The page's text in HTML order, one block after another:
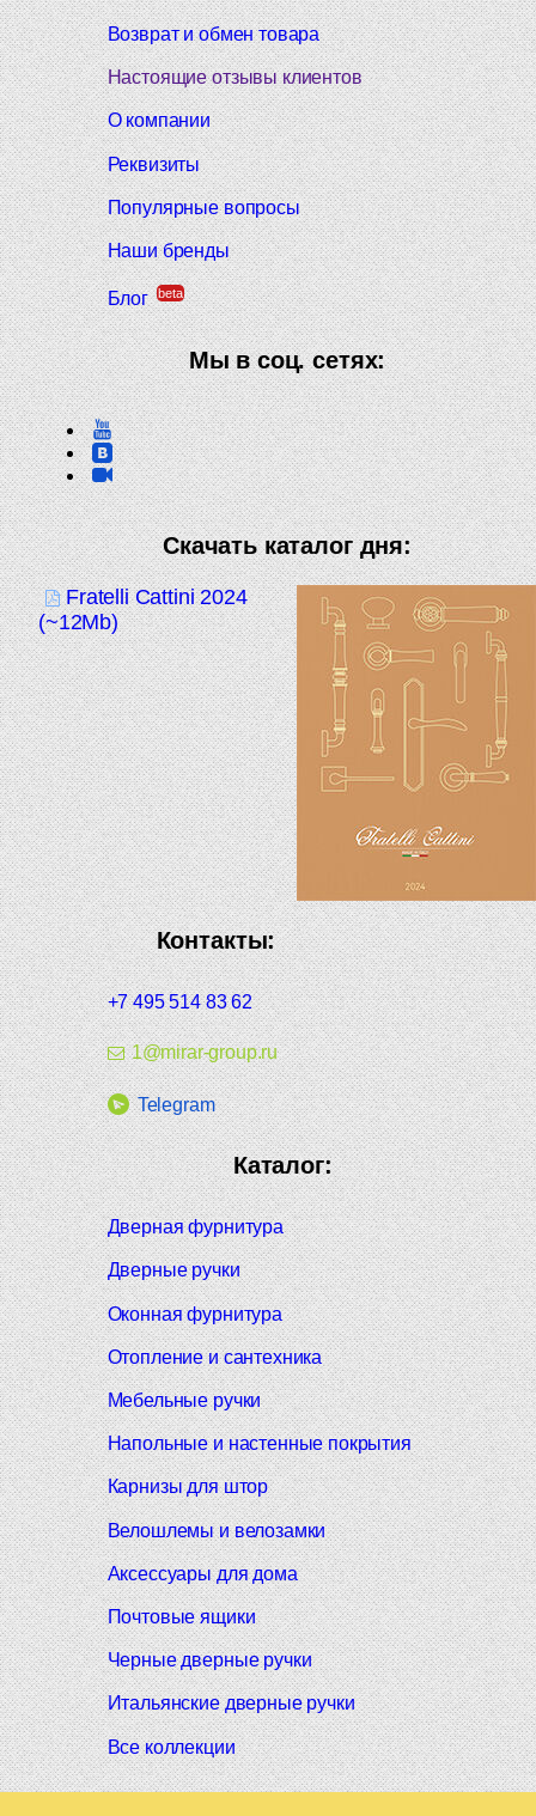
Возврат и обмен товара
Настоящие отзывы клиентов
О компании
Реквизиты
Популярные вопросы
Наши бренды
Блог beta
Мы в соц. сетях:
Скачать каталог дня:
Fratelli Cattini 2024
(~12Mb)
Контакты:
+7 495 514 83 62
1@mirar-group.ru
Telegram
Каталог:
Дверная фурнитура
Дверные ручки
Оконная фурнитура
Отопление и сантехника
Мебельные ручки
Напольные и настенные покрытия
Карнизы для штор
Велошлемы и велозамки
Аксессуары для дома
Почтовые ящики
Черные дверные ручки
Итальянские дверные ручки
Все коллекции